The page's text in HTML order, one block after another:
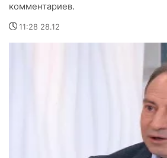
комментариев.
11:28 28.12